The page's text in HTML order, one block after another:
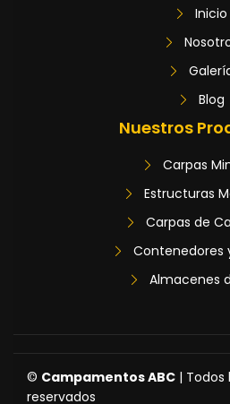
Inicio
Blog
Nuestros
Carpas
Estructuras
Carpas de
Contenedores
Almacenes
© Campamentos ABC | Todos
reservados